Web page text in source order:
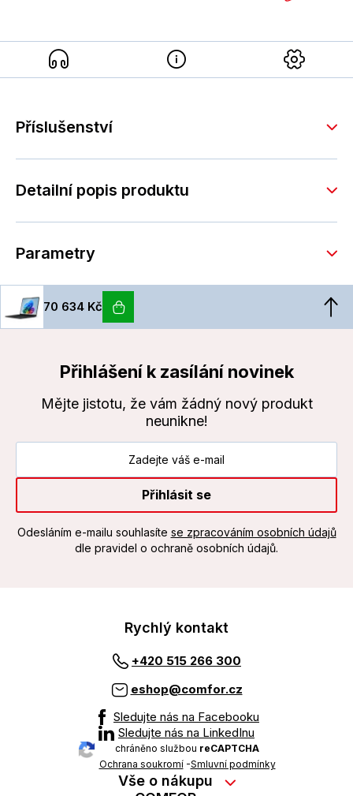
Příslušenství
Detailní popis produktu
Parametry
70 634 Kč
Přihlášení k zasílání novinek
Mějte jistotu, že vám žádný nový produkt
neunikne!
Přihlásit se
Odesláním e-mailu souhlasíte se zpracováním osobních údajů
dle pravidel o ochraně osobních údajů.
Rychlý kontakt
+420 515 266 300
eshop@comfor.cz
Sledujte nás na Facebooku
Sledujte nás na LinkedInu
chráněno službou reCAPTCHA
Ochrana soukromí-Smluvní podmínky
Vše o nákupu